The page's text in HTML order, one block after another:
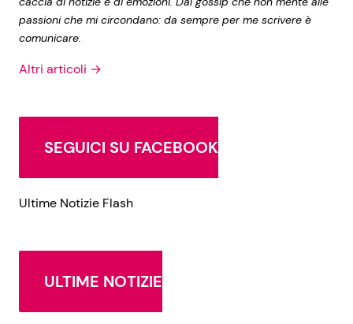
passioni che mi circondano: da sempre per me scrivere è
comunicare.
Altri articoli →
SEGUICI SU FACEBOOK
Ultime Notizie Flash
ULTIME NOTIZIE